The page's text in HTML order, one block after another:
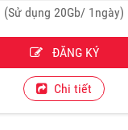
(Sử dụng 20Gb/ 1ngày)
ĐĂNG KÝ
Chi tiết